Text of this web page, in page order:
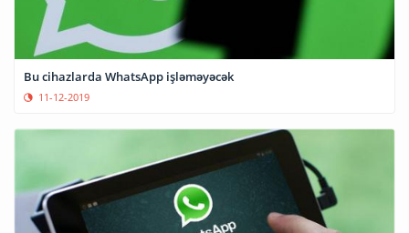
Bu cihazlarda WhatsApp işləməyəcək
11-12-2019